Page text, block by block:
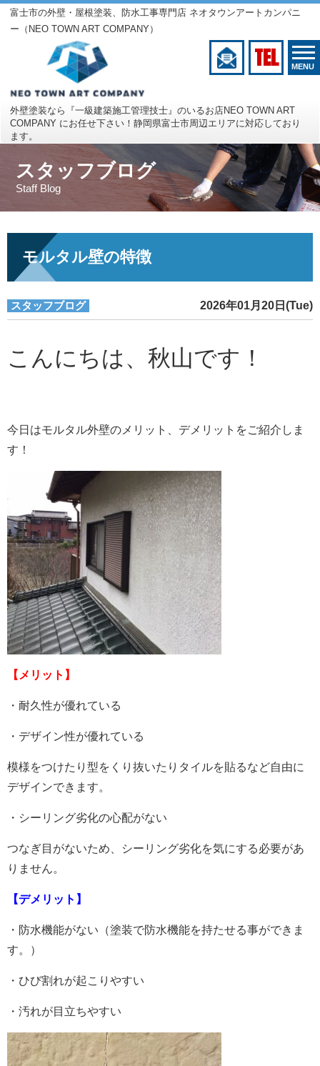
富士市の外壁・屋根塗装、防水工事専門店 ネオタウンアートカンパニ
ー（NEO TOWN ART COMPANY）
外壁塗装なら『一級建築施工管理技士』のいるお店NEO TOWN ART
COMPANY にお任せ下さい！静岡県富士市周辺エリアに対応しており
ます。
TEL MENU
スタッフブログ
Staff Blog
モルタル壁の特徴
スタッフブログ 2026年01月20日(Tue)
こんにちは、秋山です！
今日はモルタル外壁のメリット、デメリットをご紹介しま
す！
【メリット】
・耐久性が優れている
・デザイン性が優れている
模様をつけたり型をくり抜いたりタイルを貼るなど自由に
デザインできます。
・シーリング劣化の心配がない
つなぎ目がないため、シーリング劣化を気にする必要があ
りません。
【デメリット】
・防水機能がない（塗装で防水機能を持たせる事ができま
す。）
・ひび割れが起こりやすい
・汚れが目立ちやすい